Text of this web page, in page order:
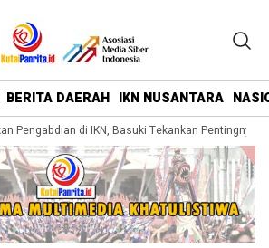
BERITA DAERAH IKN NUSANTARA
di IKN, Basuki Tekankan Pentingnya